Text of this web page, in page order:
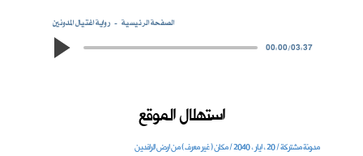
رواية اغتيال المدونين
الصفحة الرئيسية
00:00/03:37
استهلال الموقع
مدونة مشتركة / 20 ، ايار ، 2040 / مكان ( غير معرف ) من ارض الرافدين